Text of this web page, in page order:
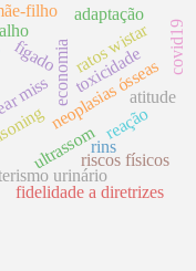
neoplasias ósseas
ultrassom
urinário
miss
fidelidade a diretrizes
filho
riscos físicos
economia
reação
toxicidade
ratos wistar
fígado
rins
adaptação
atitude
covid19